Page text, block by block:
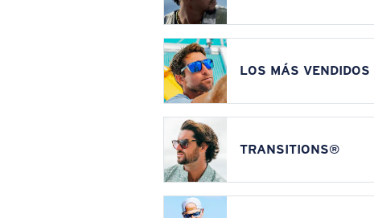
LOS MÁS VENDIDOS
TRANSITIONS®